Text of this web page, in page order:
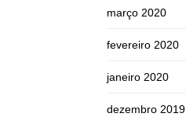
março 2020
fevereiro 2020
janeiro 2020
dezembro 2019